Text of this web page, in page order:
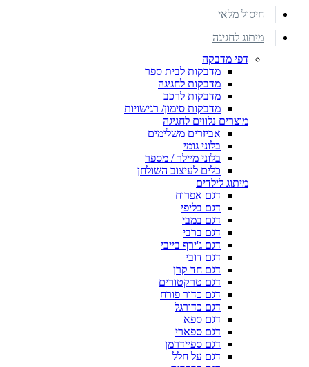
חיסול מלאי
מיתוג לחגיגה
דפי מדבקה
מדבקות לבית ספר
מדבקות לחגיגה
מדבקות לרכב
מדבקות סימון/ רגישויות
מוצרים נלווים לחגיגה
אביזרים משלימים
בלוני גומי
בלוני מיילר / מספר
כלים לעיצוב השולחן
מיתוג לילדים
דגם אפרוח
דגם בליפי
דגם במבי
דגם ברבי
דגם ג'ירף בייבי
דגם דובי
דגם חד קרן
דגם טרקטורים
דגם כדור פורח
דגם כדורגל
דגם ספא
דגם ספארי
דגם ספיידרמן
דגם על חלל